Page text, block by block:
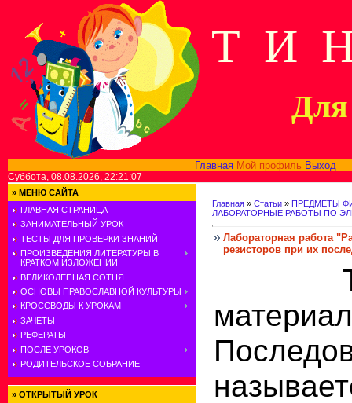
Т И
Для
Главная Мой профиль Выход
Суббота, 08.08.2026, 22:21:07
» МЕНЮ САЙТА
ГЛАВНАЯ СТРАНИЦА
ЗАНИМАТЕЛЬНЫЙ УРОК
ТЕСТЫ ДЛЯ ПРОВЕРКИ ЗНАНИЙ
ПРОИЗВЕДЕНИЯ ЛИТЕРАТУРЫ В
КРАТКОМ ИЗЛОЖЕНИИ
ВЕЛИКОЛЕПНАЯ СОТНЯ
ОСНОВЫ ПРАВОСЛАВНОЙ КУЛЬТУРЫ
КРОССВОДЫ К УРОКАМ
ЗАЧЕТЫ
РЕФЕРАТЫ
ПОСЛЕ УРОКОВ
РОДИТЕЛЬСКОЕ СОБРАНИЕ
» ОТКРЫТЫЙ УРОК
Главная » Статьи » ПРЕДМЕТЫ
ЛАБОРАТОРНЫЕ РАБОТЫ ПО
Лабораторная работа
резисторов при их